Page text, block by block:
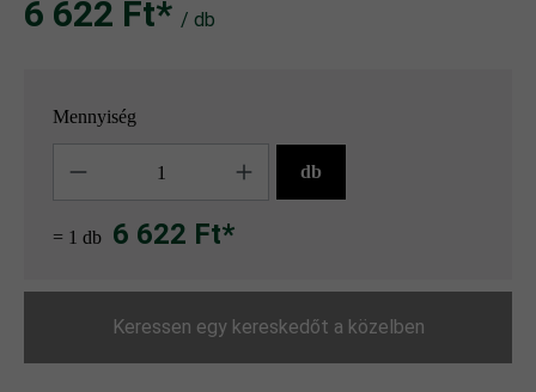
6 622 Ft‎‎‎* / db
Mennyiség
db
= 1 db 6 622 Ft*
Keressen egy kereskedőt a közelben